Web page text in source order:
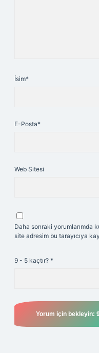
İsim*
E-Posta*
Web Sitesi
Daha sonraki yorumlarımda
site adresim bu tarayıcıya
9 - 5 kaçtır? *